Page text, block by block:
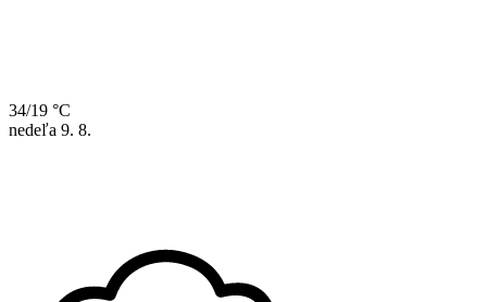
34/19 °C
nedeľa 9. 8.